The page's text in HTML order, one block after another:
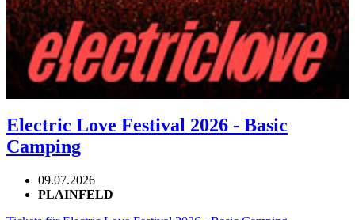
Electric Love Festival 2026 - Basic
Camping
09.07.2026
PLAINFELD